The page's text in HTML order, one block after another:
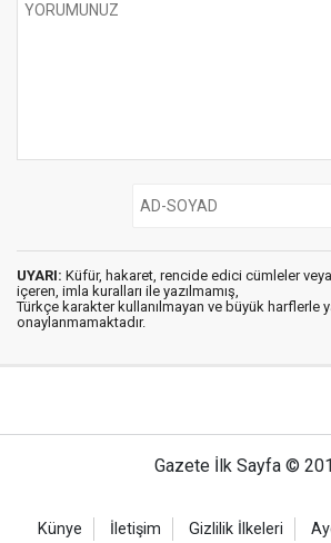
UYARI: Küfür, hakaret, rencide edici cümleler
içeren, imla kuralları ile yazılmamış,
Türkçe karakter kullanılmayan ve büyük harflerle
onaylanmamaktadır.
Gazete İlk Sayfa ©
Künye İletişim Gizlilik İlkeleri